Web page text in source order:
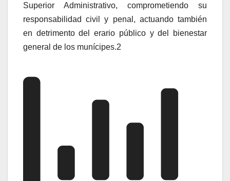
Superior Administrativo, comprometiendo su
responsabilidad civil y penal, actuando también
en detrimento del erario público y del bienestar
general de los munícipes.2